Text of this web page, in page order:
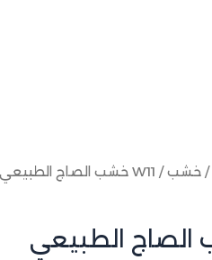
/ خشب/ W11 خشب الصاج الطبيعي